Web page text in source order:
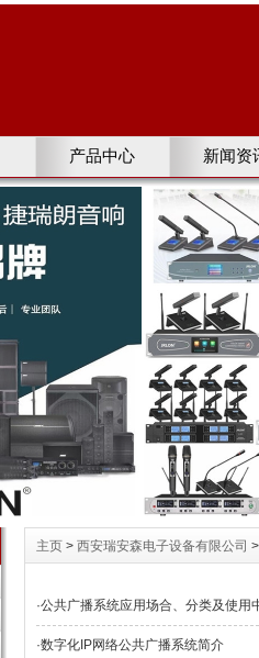
产品中心 新闻资
主页 > 西安瑞安森电子设备有限公司
·公共广播系统应用场合、分类及使用
·数字化IP网络公共广播系统简介